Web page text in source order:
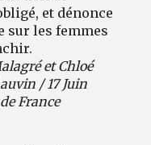
et dénonce
sur les femmes
et Chloé
/ 17 Juin
France